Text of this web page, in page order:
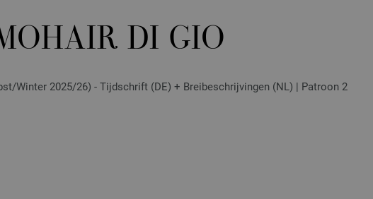
DI GIO
Winter 2025/26) - Tijdschrift (DE) + Breibeschrijvingen (NL) | Patroon 2